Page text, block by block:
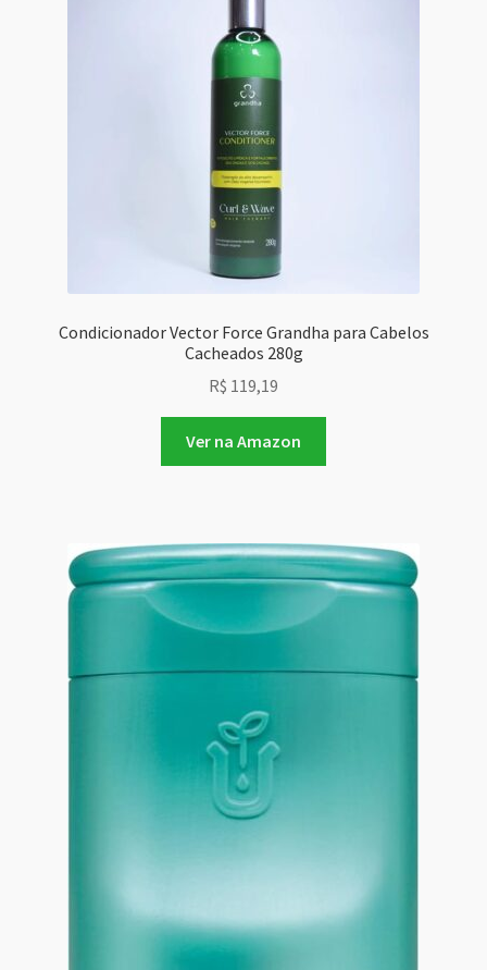
Condicionador Vector Force Grandha para Cabelos
Cacheados 280g
R$ 119,19
Ver na Amazon